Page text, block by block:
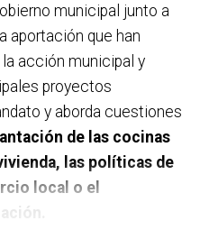
municipal junto a
aportación que han
acción municipal y
proyectos
y aborda cuestiones
de las cocinas
las políticas de
local o el